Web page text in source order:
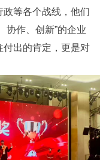
等各个战线，他们
协作、创新”的企业
付出的肯定，更是对